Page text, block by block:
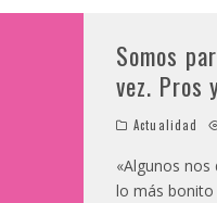
Somos
vez. Pros
Actualidad
«Algunos
lo más bonito